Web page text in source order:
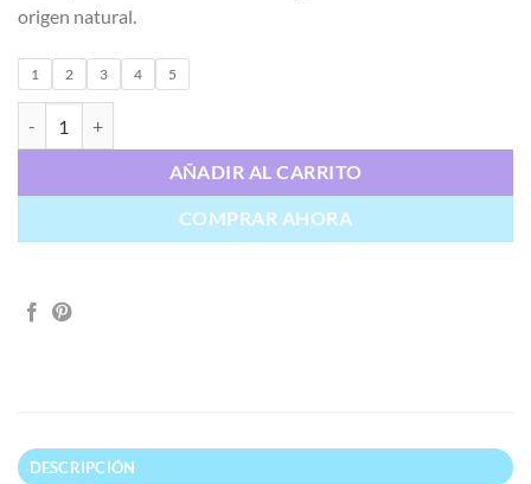
origen natural.
1 2 3 4 5
AÑADIR AL CARRITO
COMPRAR AHORA
DESCRIPCIÓN